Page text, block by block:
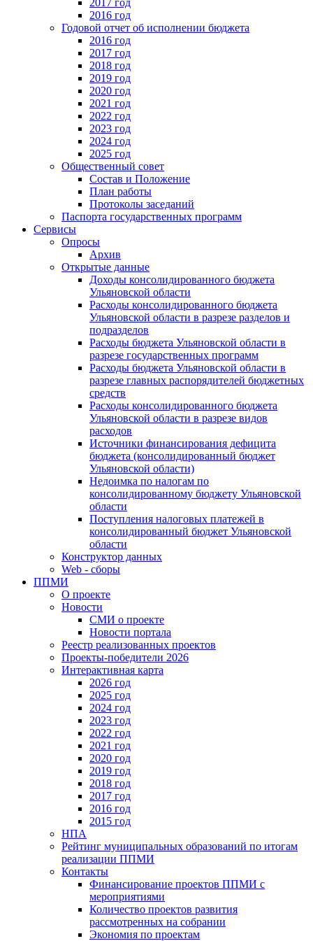
2016 год
Годовой отчет об исполнении бюджета
2016 год
2017 год
2018 год
2019 год
2020 год
2021 год
2022 год
2023 год
2024 год
2025 год
Общественный совет
Состав и Положение
План работы
Протоколы заседаний
Паспорта государственных программ
Сервисы
Опросы
Архив
Открытые данные
Доходы консолидированного бюджета
Ульяновской области
Расходы консолидированного бюджета
Ульяновской области в разрезе разделов и
подразделов
Расходы бюджета Ульяновской области в
разрезе государственных программ
Расходы бюджета Ульяновской области в
разрезе главных распорядителей бюджетных
средств
Расходы консолидированного бюджета
Ульяновской области в разрезе видов
расходов
Источники финансирования дефицита
бюджета (консолидированный бюджет
Ульяновской области)
Недоимка по налогам по
консолидированному бюджету Ульяновской
области
Поступления налоговых платежей в
консолидированный бюджет Ульяновской
области
Конструктор данных
Web - сборы
ППМИ
О проекте
Новости
СМИ о проекте
Новости портала
Реестр реализованных проектов
Проекты-победители 2026
Интерактивная карта
2026 год
2025 год
2024 год
2023 год
2022 год
2021 год
2020 год
2019 год
2018 год
2017 год
2016 год
2015 год
НПА
Рейтинг муниципальных образований по итогам
реализации ППМИ
Контакты
Финансирование проектов ППМИ с
мероприятиями
Количество проектов развития
рассмотренных на собрании
Экономия по проектам